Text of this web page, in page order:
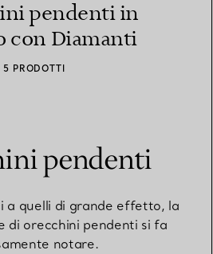
pendenti in
con Diamanti
5 PRODOTTI
pendenti
a quelli di grande effetto, la
di orecchini pendenti si fa
notare.